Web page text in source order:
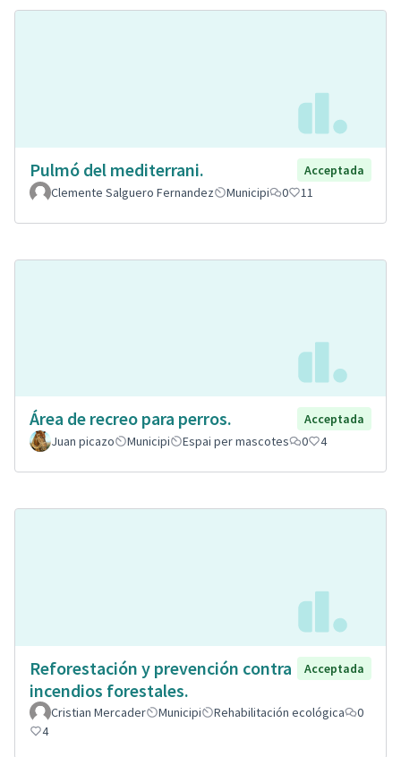
Pulmó del mediterrani.
Acceptada
Clemente Salguero Fernandez
Municipi 0 11
Área de recreo para perros.
Acceptada
Juan picazo
Municipi Espai per mascotes 0 4
Reforestación y prevención contra
incendios forestales.
Acceptada
Cristian Mercader Municipi Rehabilitación ecológica
0
4